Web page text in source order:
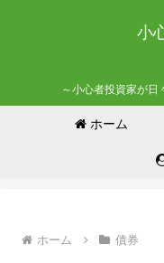
小
～小心者投資家が日
ホーム
ホーム 債券